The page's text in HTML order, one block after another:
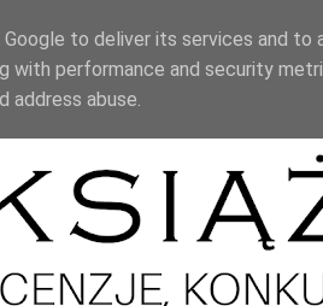
to deliver its services and to
with performance and security
abuse.